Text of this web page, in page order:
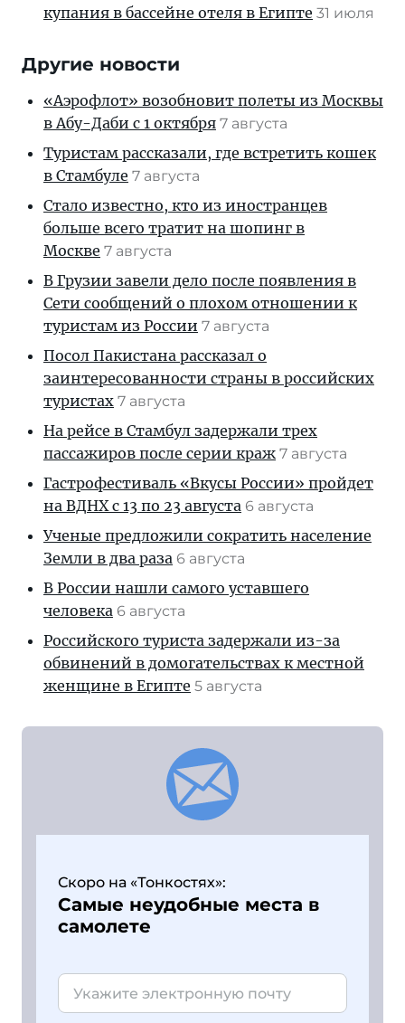
купания в бассейне отеля в Египте 31 июля
Другие новости
«Аэрофлот» возобновит полеты из Москвы
в Абу-Даби с 1 октября 7 августа
Туристам рассказали, где встретить кошек
в Стамбуле 7 августа
Стало известно, кто из иностранцев
больше всего тратит на шопинг в
Москве 7 августа
В Грузии завели дело после появления в
Сети сообщений о плохом отношении к
туристам из России 7 августа
Посол Пакистана рассказал о
заинтересованности страны в российских
туристах 7 августа
На рейсе в Стамбул задержали трех
пассажиров после серии краж 7 августа
Гастрофестиваль «Вкусы России» пройдет
на ВДНХ с 13 по 23 августа 6 августа
Ученые предложили сократить население
Земли в два раза 6 августа
В России нашли самого уставшего
человека 6 августа
Российского туриста задержали из-за
обвинений в домогательствах к местной
женщине в Египте 5 августа
Скоро на «Тонкостях»:
Самые неудобные места в
самолете